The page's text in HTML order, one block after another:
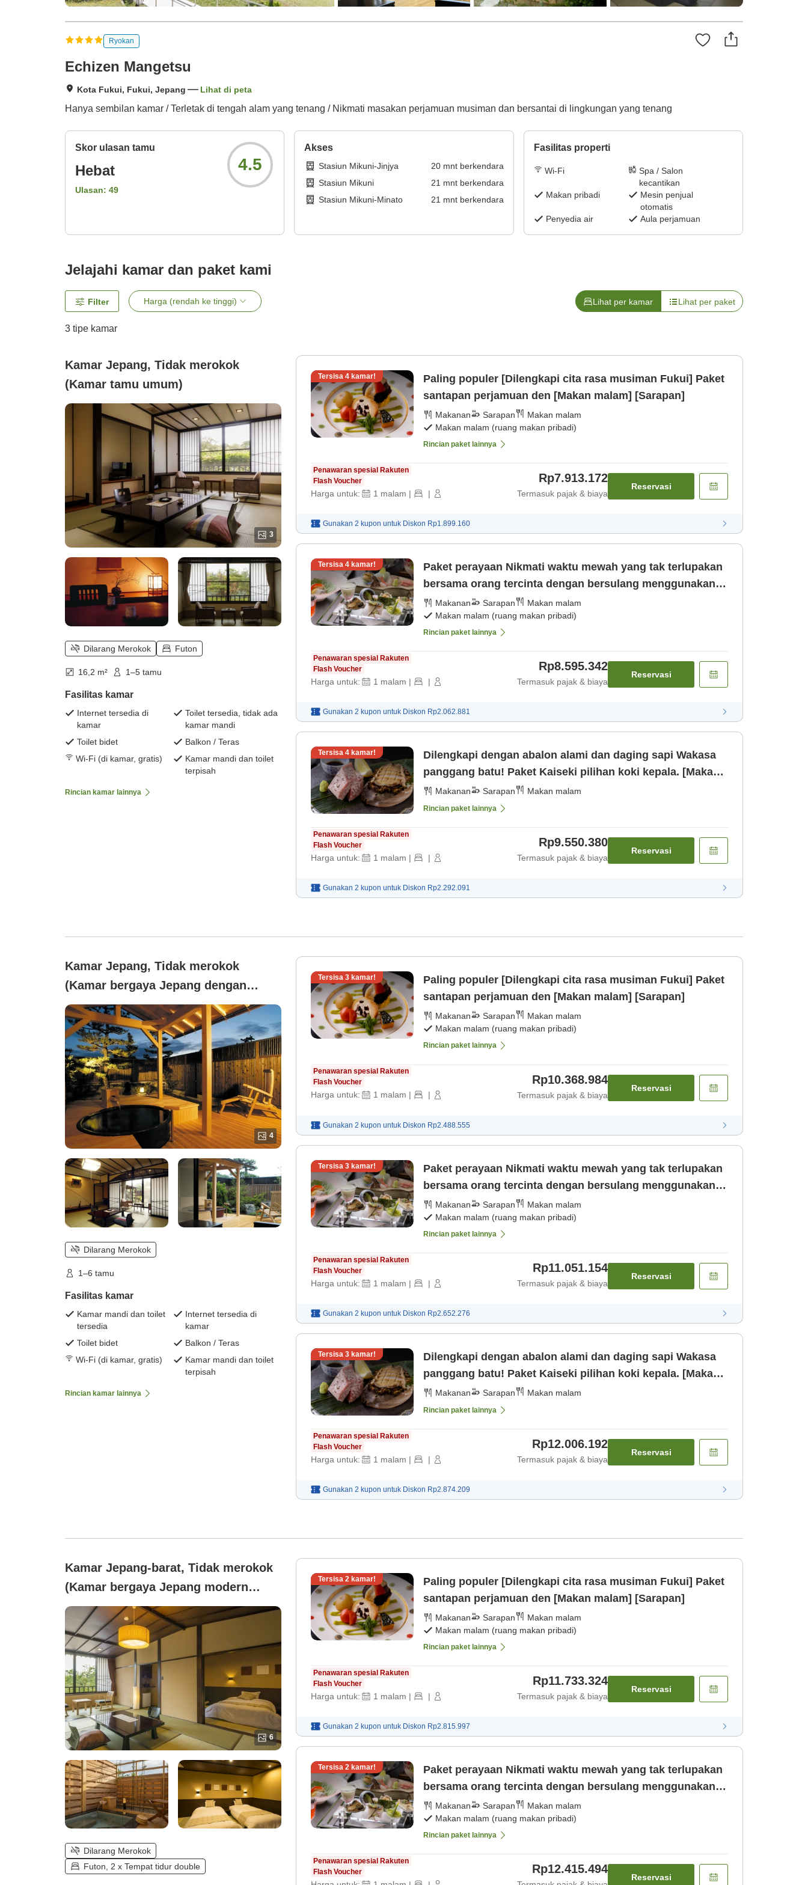
Ryokan
Echizen Mangetsu
Kota Fukui, Fukui, Jepang Lihat di peta
Hanya sembilan kamar / Terletak di tengah alam yang tenang / Nikmati masakan perjamuan musiman dan bersantai di lingkungan yang tenang
Skor ulasan tamu
Hebat
Ulasan: 49
4.5
Akses
Stasiun Mikuni-Jinjya 20mnt berkendara
Stasiun Mikuni
21 mnt berkendara
Stasiun Mikuni-Minato
21 mnt berkendara
Fasilitas properti
Wi-Fi
Spa / Salon
kecantikan
Makan pribadi
Mesin penjual
otomatis
Penyedia air
Aula perjamuan
Jelajahi kamar dan paket kami
Filter Harga (rendah ke tinggi) Lihat per kamar Lihat per paket
3 tipe kamar
Kamar Jepang, Tidak merokok
(Kamar tamu umum)
3
Dilarang Merokok Futon
16,2 m² 1–5 tamu
Fasilitas kamar
Internet tersedia di
kamar
Toilet tersedia, tidak ada
kamar mandi
Toilet bidet
Balkon / Teras
Wi-Fi (di kamar, gratis)
Kamar mandi dan toilet
terpisah
Rincian kamar lainnya
Tersisa 4 kamar!
Paling populer [Dilengkapi cita rasa musiman Fukui] Paket
santapan perjamuan den [Makan malam] [Sarapan]
Makanan Sarapan
Makan malam
Makan malam (ruang makan pribadi)
Rincian paket lainnya
Penawaran spesial Rakuten
Flash Voucher
Harga untuk: 1 malam | |
Rp7.913.172
Termasuk pajak & biaya
Reservasi
Gunakan 2 kupon untuk Diskon Rp1.899.160
Tersisa 4 kamar!
Paket perayaan Nikmati waktu mewah yang tak terlupakan
bersama orang tercinta dengan bersulang menggunakan
sparkling wine. [Makan malam] [Sarapan]
Makanan Sarapan
Makan malam
Makan malam (ruang makan pribadi)
Rincian paket lainnya
Penawaran spesial Rakuten
Flash Voucher
Harga untuk: 1 malam | |
Rp8.595.342
Termasuk pajak & biaya
Reservasi
Gunakan 2 kupon untuk Diskon Rp2.062.881
Tersisa 4 kamar!
Dilengkapi dengan abalon alami dan daging sapi Wakasa
panggang batu! Paket Kaiseki pilihan koki kepala. [Makan
malam] [Sarapan]
Makanan Sarapan Makan malam
Rincian paket lainnya
Penawaran spesial Rakuten
Flash Voucher
Harga untuk: 1 malam | |
Rp9.550.380
Termasuk pajak & biaya
Reservasi
Gunakan 2 kupon untuk Diskon Rp2.292.091
Kamar Jepang, Tidak merokok
(Kamar bergaya Jepang dengan
pemandian air panas terbuka)
4
Dilarang Merokok
1–6 tamu
Fasilitas kamar
Kamar mandi dan toilet
tersedia
Internet tersedia di
kamar
Toilet bidet
Balkon / Teras
Wi-Fi (di kamar, gratis)
Kamar mandi dan toilet
terpisah
Rincian kamar lainnya
Tersisa 3 kamar!
Paling populer [Dilengkapi cita rasa musiman Fukui] Paket
santapan perjamuan den [Makan malam] [Sarapan]
Makanan Sarapan
Makan malam
Makan malam (ruang makan pribadi)
Rincian paket lainnya
Penawaran spesial Rakuten
Flash Voucher
Harga untuk: 1 malam | |
Rp10.368.984
Termasuk pajak & biaya
Reservasi
Gunakan 2 kupon untuk Diskon Rp2.488.555
Tersisa 3 kamar!
Paket perayaan Nikmati waktu mewah yang tak terlupakan
bersama orang tercinta dengan bersulang menggunakan
sparkling wine. [Makan malam] [Sarapan]
Makanan Sarapan
Makan malam
Makan malam (ruang makan pribadi)
Rincian paket lainnya
Penawaran spesial Rakuten
Flash Voucher
Harga untuk: 1 malam | |
Rp11.051.154
Termasuk pajak & biaya
Reservasi
Gunakan 2 kupon untuk Diskon Rp2.652.276
Tersisa 3 kamar!
Dilengkapi dengan abalon alami dan daging sapi Wakasa
panggang batu! Paket Kaiseki pilihan koki kepala. [Makan
malam] [Sarapan]
Makanan Sarapan Makan malam
Rincian paket lainnya
Penawaran spesial Rakuten
Flash Voucher
Harga untuk: 1 malam | |
Rp12.006.192
Termasuk pajak & biaya
Reservasi
Gunakan 2 kupon untuk Diskon Rp2.874.209
Kamar Jepang-barat, Tidak merokok
(Kamar bergaya Jepang modern
dengan pemandian air panas terbuka)
6
Dilarang Merokok
Futon, 2 x Tempat tidur double
Tersisa 2 kamar!
Paling populer [Dilengkapi cita rasa musiman Fukui] Paket
santapan perjamuan den [Makan malam] [Sarapan]
Makanan Sarapan
Makan malam
Makan malam (ruang makan pribadi)
Rincian paket lainnya
Penawaran spesial Rakuten
Flash Voucher
Harga untuk: 1 malam | |
Rp11.733.324
Termasuk pajak & biaya
Reservasi
Gunakan 2 kupon untuk Diskon Rp2.815.997
Tersisa 2 kamar!
Paket perayaan Nikmati waktu mewah yang tak terlupakan
bersama orang tercinta dengan bersulang menggunakan
sparkling wine. [Makan malam] [Sarapan]
Makanan Sarapan
Makan malam
Makan malam (ruang makan pribadi)
Rincian paket lainnya
Penawaran spesial Rakuten
Flash Voucher
Rp12.415.494
Reservasi